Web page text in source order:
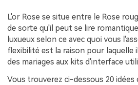
L'or Rose se situe entre le Rose
de sorte qu'il peut se lire
luxueux selon ce avec quoi vous
flexibilité est la raison pour laquelle
des mariages aux kits d'interface
Vous trouverez ci-dessous 20 idées